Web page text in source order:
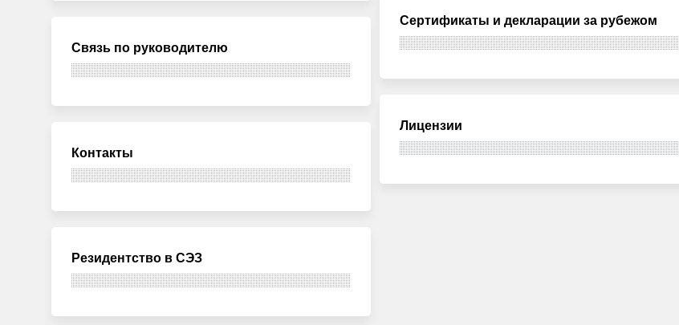
Связь по руководителю
Контакты
Резидентство в СЭЗ
Сертификаты и декларации за рубежом
Лицензии